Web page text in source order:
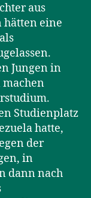
aus
hätten eine
Jungen in
machen
Studienplatz
hatte,
der
in
dann nach